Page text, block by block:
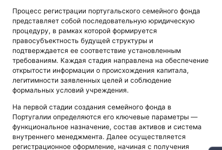
Процесс регистрации португальского семейного фонда
представляет собой последовательную юридическую
процедуру, в рамках которой формируется
правосубъектность будущей структуры и
подтверждается ее соответствие установленным
требованиям. Каждая стадия направлена на обеспечение
открытости информации о происхождения капитала,
легитимности заявленных целей и соблюдение
формальных условий учреждения.
На первой стадии создания семейного фонда в
Португалии определяются его ключевые параметры —
функциональное назначение, состав активов и система
внутреннего менеджмента. Далее осуществляется
регистрационное оформление, начиная с получения